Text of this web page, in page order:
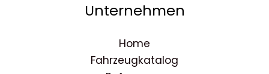
Unternehmen
Home
Fahrzeugkatalog